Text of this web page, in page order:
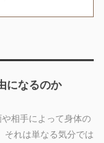
になるのか
相手によって身体の
それは単なる気分では